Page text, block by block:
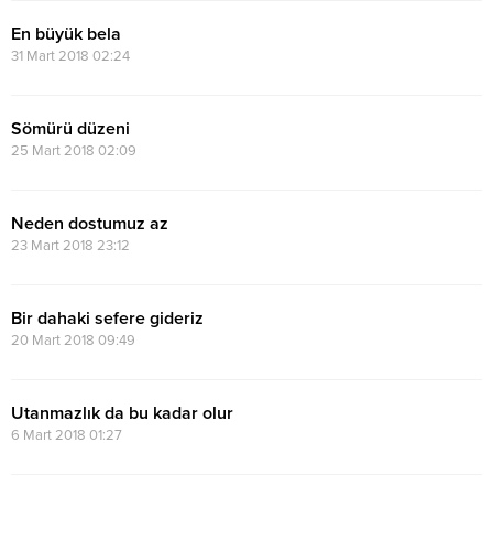
En büyük bela
31 Mart 2018 02:24
Sömürü düzeni
25 Mart 2018 02:09
Neden dostumuz az
23 Mart 2018 23:12
Bir dahaki sefere gideriz
20 Mart 2018 09:49
Utanmazlık da bu kadar olur
6 Mart 2018 01:27